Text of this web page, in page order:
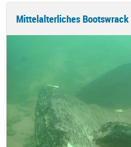
Mittelalterliches